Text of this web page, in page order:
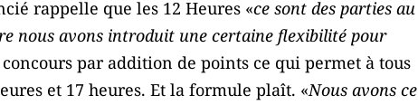
rappelle que les 12 Heures «ce sont des parties au
nous avons introduit une certaine flexibilité pour
concours par addition de points ce qui permet à tous
et 17 heures. Et la formule plaît. «Nous avons ce